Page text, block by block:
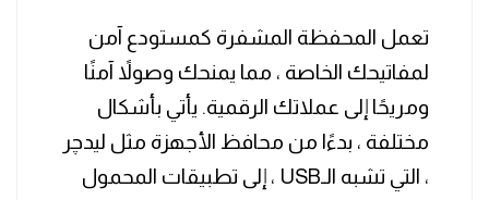
تعمل المحفظة المشفرة كمستودع آمن
لمفاتيحك الخاصة ، مما يمنحك وصولاً آمنًا
ومريحًا إلى عملاتك الرقمية. يأتي بأشكال
مختلفة ، بدءًا من محافظ الأجهزة مثل ليدچر
، التي تشبه الـUSB ، إلى تطبيقات المحمول